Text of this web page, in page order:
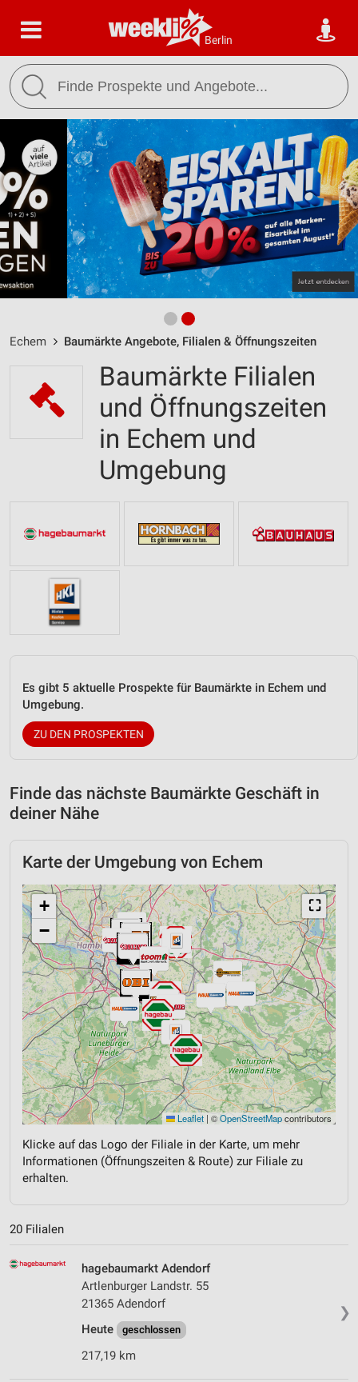
Berlin
Echem Baumärkte Angebote, Filialen & Öffnungszeiten
Baumärkte Filialen
und Öffnungszeiten
in Echem und
Umgebung
Es gibt 5 aktuelle Prospekte für Baumärkte in Echem und
Umgebung.
ZU DEN PROSPEKTEN
Finde das nächste Baumärkte Geschäft in
deiner Nähe
Karte der Umgebung von Echem
⛶
+
−
Leaflet | ©OpenStreetMapcontributors
Klicke auf das Logo der Filiale in der Karte, um mehr
Informationen (Öffnungszeiten & Route) zur Filiale zu
erhalten.
20 Filialen
❯
hagebaumarkt Adendorf
Artlenburger Landstr. 55
21365 Adendorf
Heute
geschlossen
217,19 km